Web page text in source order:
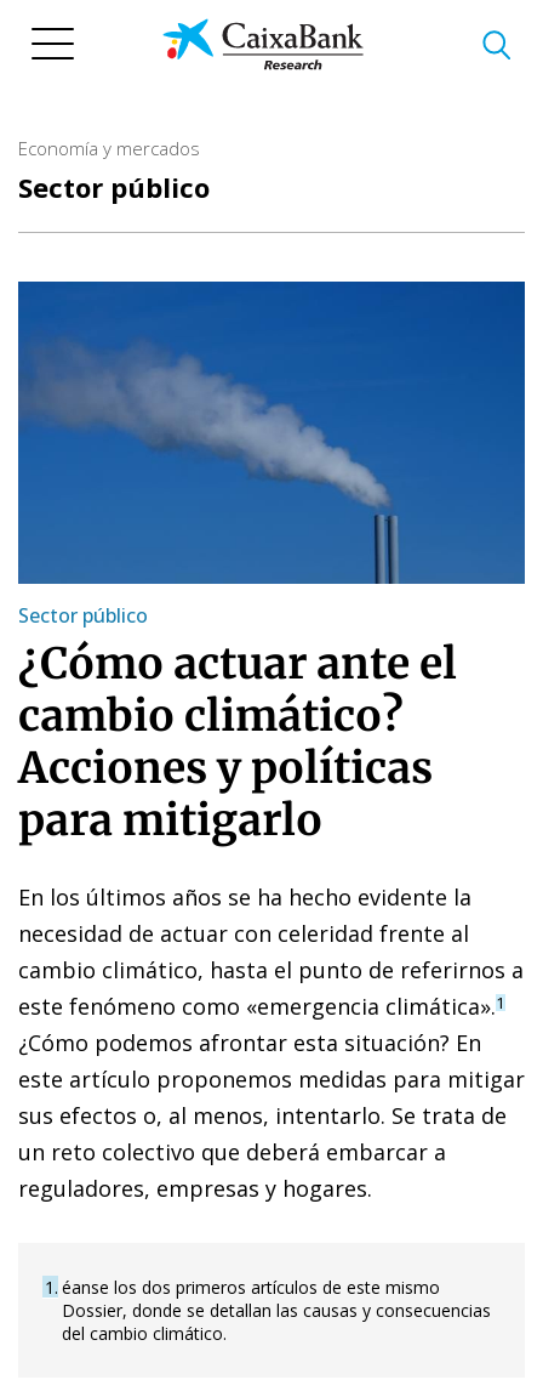
Economía y mercados
Sector público
Sector público
¿Cómo actuar ante el
cambio climático?
Acciones y políticas
para mitigarlo
En los últimos años se ha hecho evidente la
necesidad de actuar con celeridad frente al
cambio climático, hasta el punto de referirnos a
este fenómeno como «emergencia climática».1
¿Cómo podemos afrontar esta situación? En
este artículo proponemos medidas para mitigar
sus efectos o, al menos, intentarlo. Se trata de
un reto colectivo que deberá embarcar a
reguladores, empresas y hogares.
1 éanse los dos primeros artículos de este mismo
Dossier, donde se detallan las causas y consecuencias
del cambio climático.